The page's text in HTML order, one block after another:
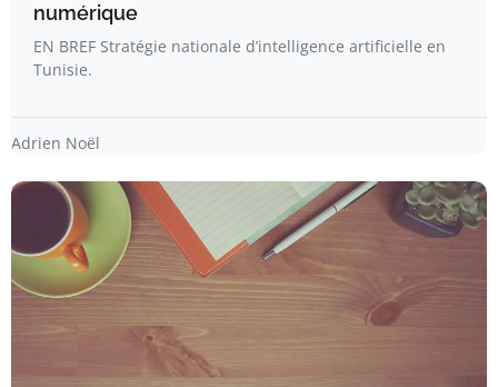
numérique
EN BREF Stratégie nationale d’intelligence artificielle en
Tunisie.
Adrien Noël